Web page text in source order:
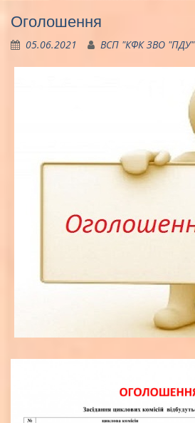
Оголошення
05.06.2021 ВСП "КФК ЗВО "ПДУ"